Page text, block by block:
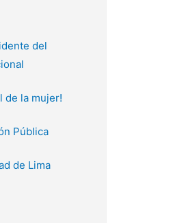
del
de la mujer!
Pública
de Lima